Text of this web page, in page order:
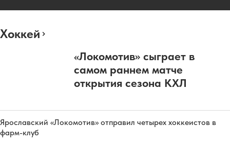
Хоккей
«Локомотив» сыграет в
самом раннем матче
открытия сезона КХЛ
Ярославский «Локомотив» отправил четырех хоккеистов в
фарм-клуб